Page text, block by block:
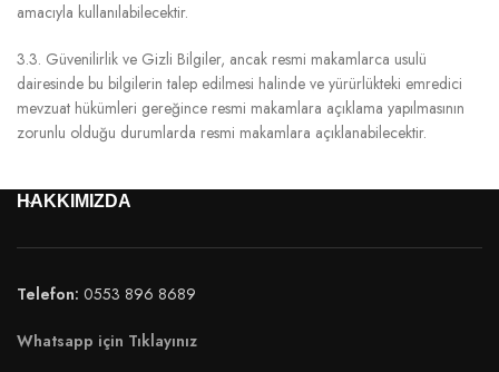
amacıyla kullanılabilecektir.
3.3. Güvenilirlik ve Gizli Bilgiler, ancak resmi makamlarca usulü
dairesinde bu bilgilerin talep edilmesi halinde ve yürürlükteki emredici
mevzuat hükümleri gereğince resmi makamlara açıklama yapılmasının
zorunlu olduğu durumlarda resmi makamlara açıklanabilecektir.
HAKKIMIZDA
Telefon: 0553 896 8689
Whatsapp için Tıklayınız